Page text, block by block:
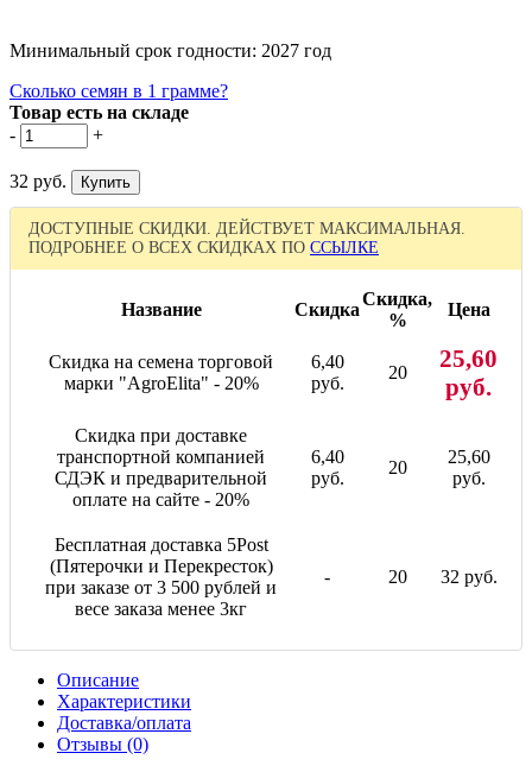
Минимальный срок годности: 2027 год
Сколько семян в 1 грамме?
Товар есть на складе
-
+
32 руб.
ДОСТУПНЫЕ СКИДКИ. ДЕЙСТВУЕТ МАКСИМАЛЬНАЯ.
ПОДРОБНЕЕ О ВСЕХ СКИДКАХ ПО ССЫЛКЕ
Название Скидка
Скидка,
%
Цена
Скидка на семена торговой
марки "AgroElita" - 20%
6,40
руб.
20
25,60
руб.
Скидка при доставке
транспортной компанией
СДЭК и предварительной
оплате на сайте - 20%
6,40
руб.
20
25,60
руб.
Бесплатная доставка 5Post
(Пятерочки и Перекресток)
при заказе от 3 500 рублей и
весе заказа менее 3кг
- 20 32 руб.
Описание
Характеристики
Доставка/оплата
Отзывы (0)